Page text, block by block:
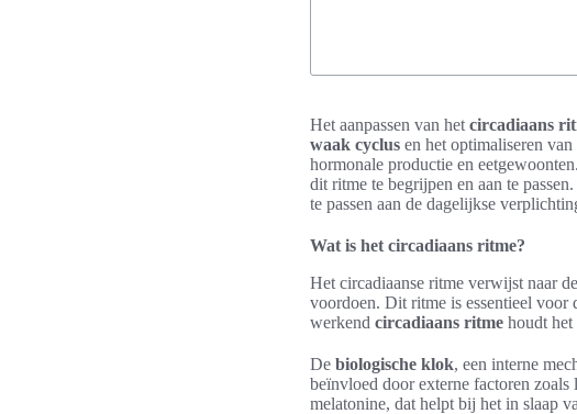
Het aanpassen van het circadiaans
waak cyclus en het optimaliseren
hormonale productie en
dit ritme te begrijpen en aan te
te passen aan de dagelijkse
Wat is het circadiaans ritme?
Het circadiaanse ritme verwijst naar
voordoen. Dit ritme is essentieel voor
werkend circadiaans ritme houdt het
De biologische klok, een interne
beïnvloed door externe factoren
melatonine, dat helpt bij het in slaap